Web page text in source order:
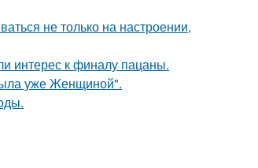
не только на настроении,
интерес к финалу пацаны.
уже Женщиной".